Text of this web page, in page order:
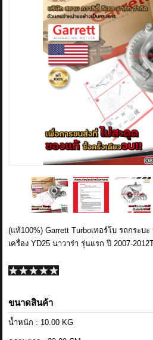
บัญชีผู้ใช้
ติดต่อเรา
ข่าวสาร
รีวิวลูกค้า2
(แท้100%) Garrett Turboเทอร์โบ รถกระบ
เครื่อง YD25 นาวาร่า รุ่นแรก ปี 2007-
ขนาดสินค้า
น้ำหนัก : 10.00 KG